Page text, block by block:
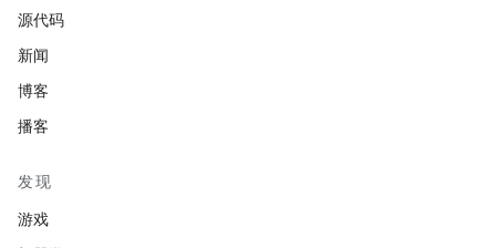
源代码
新闻
博客
播客
发现
游戏